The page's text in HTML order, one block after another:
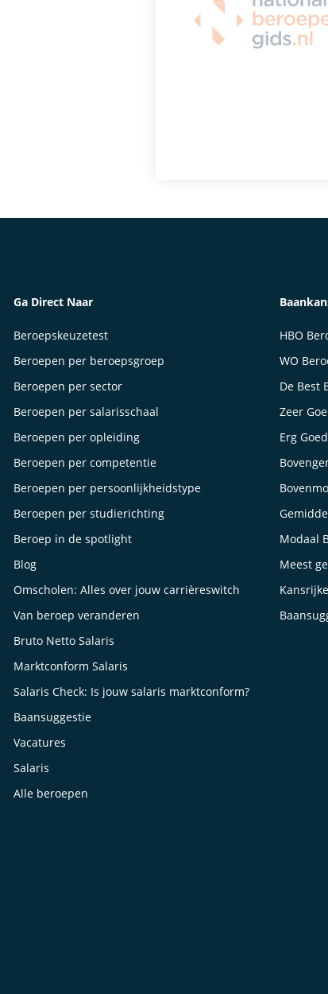
Ga Direct Naar
Beroepskeuzetest
Beroepen per beroepsgroep
Beroepen per sector
Beroepen per salarisschaal
Beroepen per opleiding
Beroepen per competentie
Beroepen per persoonlijkheidstype
Beroepen per studierichting
Beroep in de spotlight
Blog
Omscholen: Alles over jouw carrièreswitch
Van beroep veranderen
Bruto Netto Salaris
Marktconform Salaris
Salaris Check: Is jouw salaris marktconform?
Baansuggestie
Vacatures
Salaris
Alle beroepen
HBO
WO
De Best
Zeer
Erg
Modaal
Meest